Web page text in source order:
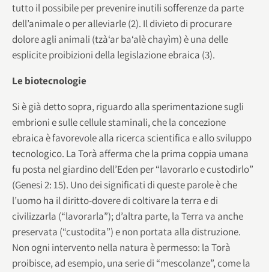
tutto il possibile per prevenire inutili sofferenze da parte
dell’animale o per alleviarle (2). Il divieto di procurare
dolore agli animali (tzà‘ar ba‘alè chayìm) è una delle
esplicite proibizioni della legislazione ebraica (3).
Le biotecnologie
Si è già detto sopra, riguardo alla sperimentazione sugli
embrioni e sulle cellule staminali, che la concezione
ebraica è favorevole alla ricerca scientifica e allo sviluppo
tecnologico. La Torà afferma che la prima coppia umana
fu posta nel giardino dell’Eden per “lavorarlo e custodirlo”
(Genesi 2: 15). Uno dei significati di queste parole è che
l’uomo ha il diritto-dovere di coltivare la terra e di
civilizzarla (“lavorarla”); d’altra parte, la Terra va anche
preservata (“custodita”) e non portata alla distruzione.
Non ogni intervento nella natura è permesso: la Torà
proibisce, ad esempio, una serie di “mescolanze”, come la